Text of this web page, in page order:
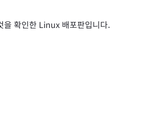
확인한 Linux 배포판입니다.